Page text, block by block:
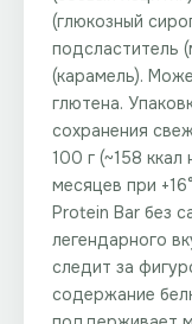
(глюкозный
подсластитель
(карамель).
глютена.
сохранения
100 г (~158 ккал
месяцев при
Protein Bar без
легендарного
следит за
содержание